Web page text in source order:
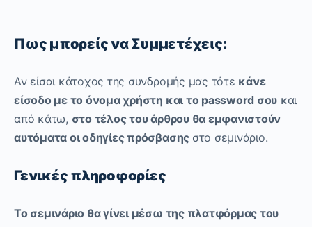
Πως μπορείς να Συμμετέχεις:
Αν είσαι κάτοχος της συνδρομής μας τότε κάνε
είσοδο με το όνομα χρήστη και το password σου και
από κάτω, στο τέλος του άρθρου θα εμφανιστούν
αυτόματα οι οδηγίες πρόσβασης στο σεμινάριο.
Γενικές πληροφορίες
Το σεμινάριο θα γίνει μέσω της πλατφόρμας του